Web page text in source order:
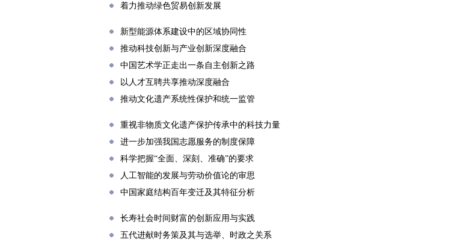
着力推动绿色贸易创新发展
新型能源体系建设中的区域协同性
推动科技创新与产业创新深度融合
中国艺术学正走出一条自主创新之路
以人才互聘共享推动深度融合
推动文化遗产系统性保护和统一监管
重视非物质文化遗产保护传承中的科技力量
进一步加强我国志愿服务的制度保障
科学把握“全面、深刻、准确”的要求
人工智能的发展与劳动价值论的审思
中国家庭结构百年变迁及其特征分析
长寿社会时间财富的创新应用与实践
五代进献时务策及其与选举、时政之关系